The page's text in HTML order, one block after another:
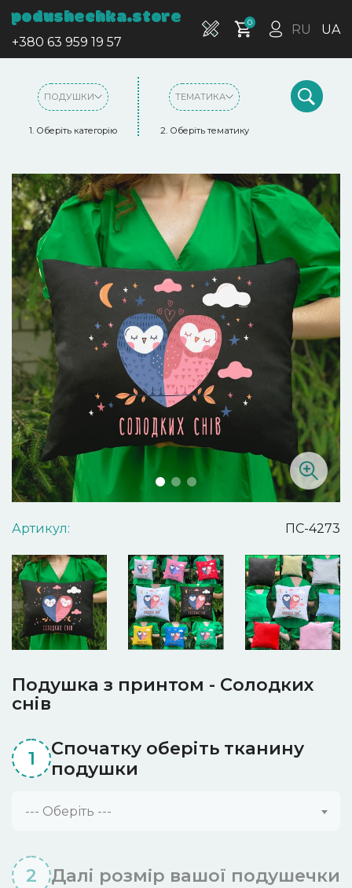
podushechka.store
+380 63 959 19 57
0 RU UA
ПОДУШКИ
1. Оберіть категорію
ТЕМАТИКА
2. Оберіть тематику
Артикул: ПС-4273
Подушка з принтом - Солодких
снів
1
Спочатку оберіть тканину
подушки
--- Оберіть ---
2 Далі розмiр вашої подушечки